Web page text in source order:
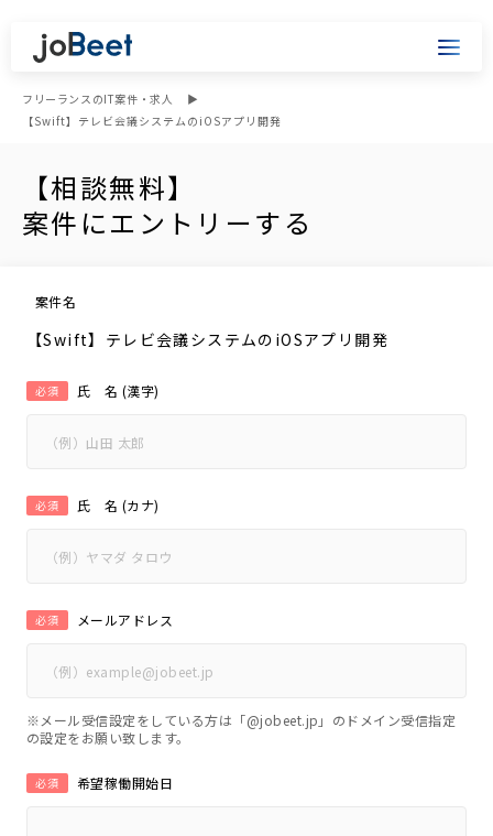
フリーランスのIT案件・求人
【Swift】テレビ会議システムのiOSアプリ開発
【相談無料】
案件にエントリーする
案件名
【Swift】テレビ会議システムのiOSアプリ開発
氏 名 (漢字)
必須
氏 名 (カナ)
必須
メールアドレス
必須
※メール受信設定をしている方は「@jobeet.jp」のドメイン受信指定
の設定をお願い致します。
希望稼働開始日
必須